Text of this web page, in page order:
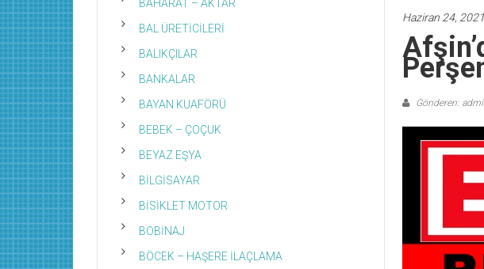
Haziran 24, 2021
Gönderen:
BAHARAT – AKTAR
BAL ÜRETİCİLERİ
BALIKÇILAR
BANKALAR
BAYAN KUAFÖRÜ
BEBEK – ÇOÇUK
BEYAZ EŞYA
BİLGİSAYAR
BİSİKLET MOTOR
BOBİNAJ
BÖCEK – HAŞERE İLAÇLAMA